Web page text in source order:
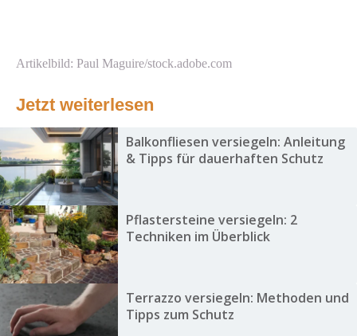
Artikelbild: Paul Maguire/stock.adobe.com
Jetzt weiterlesen
Balkonfliesen versiegeln: Anleitung
& Tipps für dauerhaften Schutz
Pflastersteine versiegeln: 2
Techniken im Überblick
Terrazzo versiegeln: Methoden und
Tipps zum Schutz